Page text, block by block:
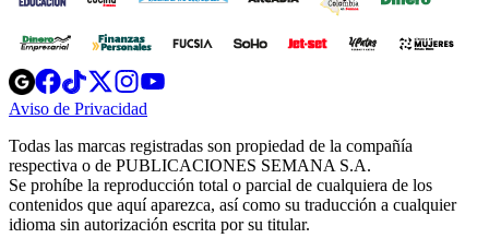
Opens
in
new
Opens
in
new
Opens
in
new
window
Opens
new
windowwindow
Aviso de Privacidad
new
window
Todas las marcas registradas son propiedad de la compañía
respectiva o de PUBLICACIONES SEMANA S.A.
Se prohíbe la reproducción total o parcial de cualquiera de los
contenidos que aquí aparezca, así como su traducción a cualquier
idioma sin autorización escrita por su titular.